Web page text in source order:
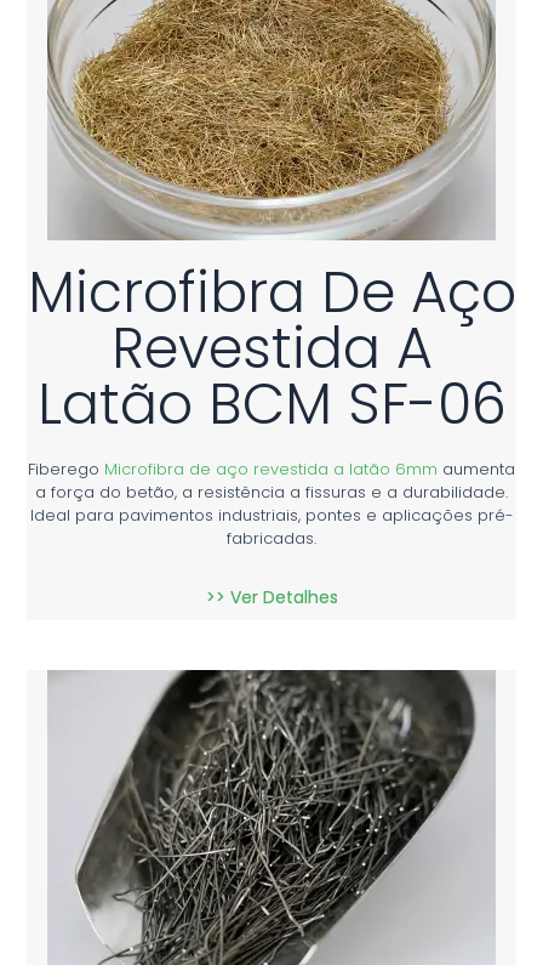
Microfibra De Aço
Revestida A
Latão BCM SF-06
Fiberego Microfibra de aço revestida a latão 6mm aumenta
a força do betão, a resistência a fissuras e a durabilidade.
Ideal para pavimentos industriais, pontes e aplicações pré-
fabricadas.
>> Ver Detalhes